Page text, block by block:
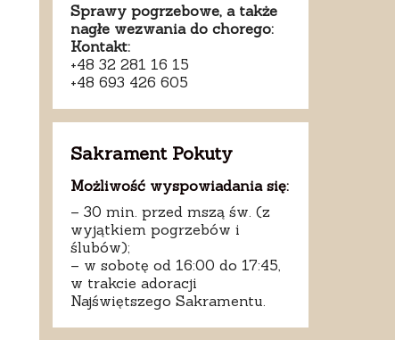
Sprawy pogrzebowe, a także
nagłe wezwania do chorego:
Kontakt:
+48 32 281 16 15
+48 693 426 605
Sakrament Pokuty
Możliwość wyspowiadania się:
– 30 min. przed mszą św. (z
wyjątkiem pogrzebów i
ślubów);
– w sobotę od 16:00 do 17:45,
w trakcie adoracji
Najświętszego Sakramentu.